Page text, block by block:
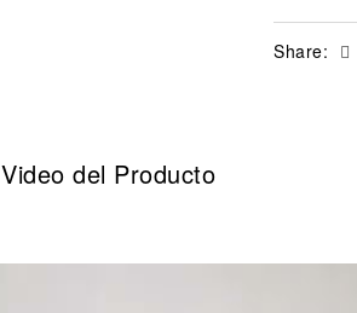
Share:
Video del Producto